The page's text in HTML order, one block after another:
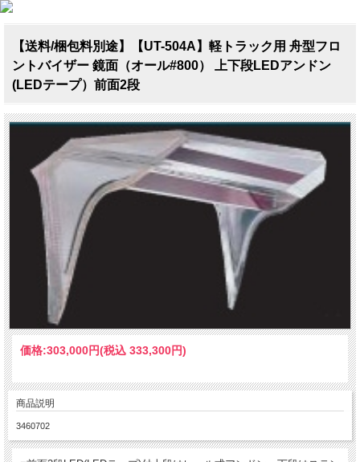
【送料/梱包料別途】【UT-504A】軽トラック用 舟型フロ
ントバイザー 鏡面（オール#800） 上下段LEDアンドン
(LEDテープ）前面2段
価格:303,000円(税込 333,300円)
商品説明
3460702